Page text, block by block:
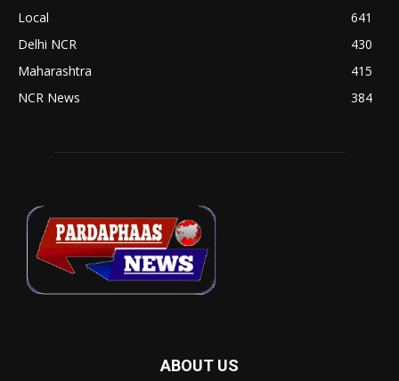
Local
641
Delhi NCR
430
Maharashtra
415
NCR News
384
ABOUT US